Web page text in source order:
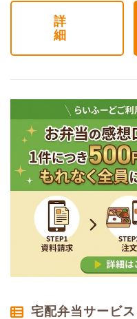
詳
細
宅配弁当サービ